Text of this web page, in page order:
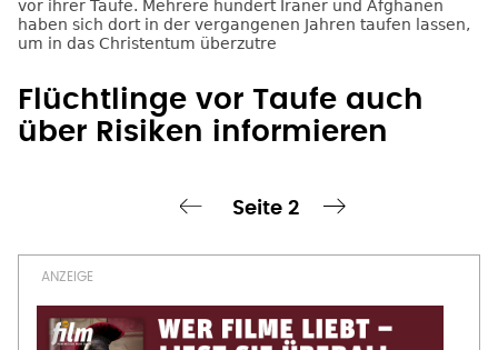
‹ vorherige Seite Seite 2
Seite nächste Seite ›